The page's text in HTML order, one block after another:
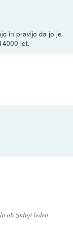
in pravijo da jo je
let.
ob zadnji leden